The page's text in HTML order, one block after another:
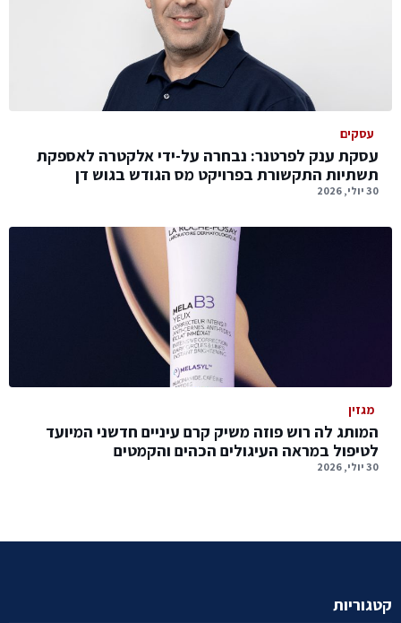
עסקים
עסקת ענק לפרטנר: נבחרה על-ידי אלקטרה לאספקת
תשתיות התקשורת בפרויקט מס הגודש בגוש דן
30 יולי, 2026
מגזין
המותג לה רוש פוזה משיק קרם עיניים חדשני המיועד
לטיפול במראה העיגולים הכהים והקמטים
30 יולי, 2026
קטגוריות